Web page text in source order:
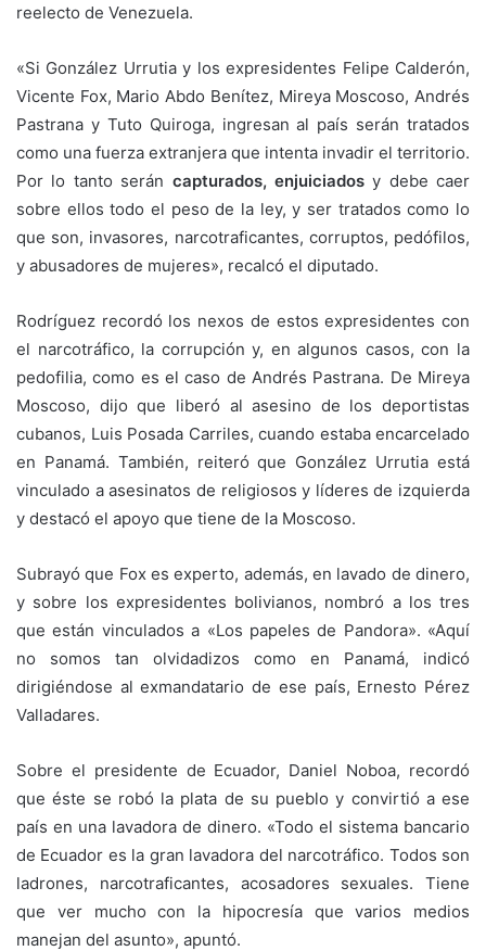
reelecto de Venezuela.
«Si González Urrutia y los expresidentes Felipe Calderón,
Vicente Fox, Mario Abdo Benítez, Mireya Moscoso, Andrés
Pastrana y Tuto Quiroga, ingresan al país serán tratados
como una fuerza extranjera que intenta invadir el territorio.
Por lo tanto serán capturados, enjuiciadosy debe caer
sobre ellos todo el peso de la ley, y ser tratados como lo
que son, invasores, narcotraficantes, corruptos, pedófilos,
y abusadores de mujeres», recalcó el diputado.
Rodríguez recordó los nexos de estos expresidentes con
el narcotráfico, la corrupción y, en algunos casos, con la
pedofilia, como es el caso de Andrés Pastrana. De Mireya
Moscoso, dijo que liberó al asesino de los deportistas
cubanos, Luis Posada Carriles, cuando estaba encarcelado
en Panamá. También, reiteró que González Urrutia está
vinculado a asesinatos de religiosos y líderes de izquierda
y destacó el apoyo que tiene de la Moscoso.
Subrayó que Fox es experto, además, en lavado de dinero,
y sobre los expresidentes bolivianos, nombró a los tres
que están vinculados a «Los papeles de Pandora». «Aquí
no somos tan olvidadizos como en Panamá, indicó
dirigiéndose al exmandatario de ese país, Ernesto Pérez
Valladares.
Sobre el presidente de Ecuador, Daniel Noboa, recordó
que éste se robó la plata de su pueblo y convirtió a ese
país en una lavadora de dinero. «Todo el sistema bancario
de Ecuador es la gran lavadora del narcotráfico. Todos son
ladrones, narcotraficantes, acosadores sexuales. Tiene
que ver mucho con la hipocresía que varios medios
manejan del asunto», apuntó.